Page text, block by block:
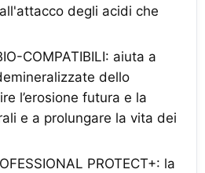
degli acidi che
COMPATIBILI: aiuta a
dello
l’erosione futura e la
e a prolungare la vita dei
PROTECT+: la